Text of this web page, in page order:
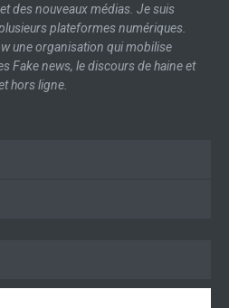
des nouveaux médias. Je suis
plateformes numériques.
une organisation qui mobilise
Fake news, le discours de haine et
hors ligne.